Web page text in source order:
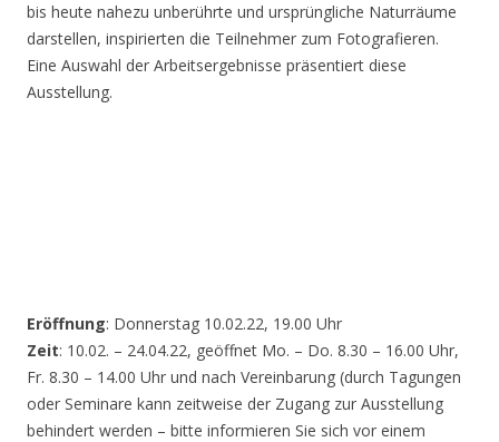
bis heute nahezu unberührte und ursprüngliche Naturräume
darstellen, inspirierten die Teilnehmer zum Fotografieren.
Eine Auswahl der Arbeitsergebnisse präsentiert diese
Ausstellung.
Eröffnung: Donnerstag 10.02.22, 19.00 Uhr
Zeit: 10.02. – 24.04.22, geöffnet Mo. – Do. 8.30 – 16.00 Uhr,
Fr. 8.30 – 14.00 Uhr und nach Vereinbarung (durch Tagungen
oder Seminare kann zeitweise der Zugang zur Ausstellung
behindert werden – bitte informieren Sie sich vor einem